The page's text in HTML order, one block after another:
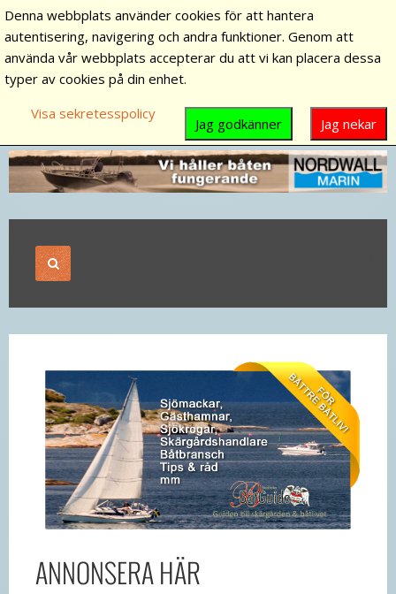
ANNONSERA HÄR
Denna webbplats använder cookies för att hantera
autentisering, navigering och andra funktioner. Genom att
använda vår webbplats accepterar du att vi kan placera dessa
typer av cookies på din enhet.
Visa sekretesspolicy
Jag nekar
Jag godkänner